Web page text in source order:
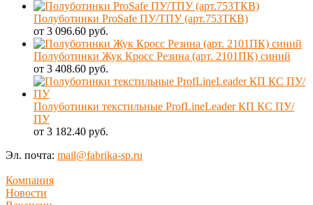
Полуботинки ProSafe ПУ/ТПУ (арт.753ТКВ)
от 3 096.60 руб.
Полуботинки Жук Кросс Резина (арт. 2101ПК) синий
от 3 408.60 руб.
Полуботинки текстильные ProfLineLeader КП КС ПУ/
ПУ
от 3 182.40 руб.
Эл. почта: mail@fabrika-sp.ru
Компания
Новости